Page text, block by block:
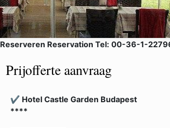
Reserveren Reservation Tel: 00-36-1-
Prijofferte aanvraag
✔️ Hotel Castle Garden Budapest
****